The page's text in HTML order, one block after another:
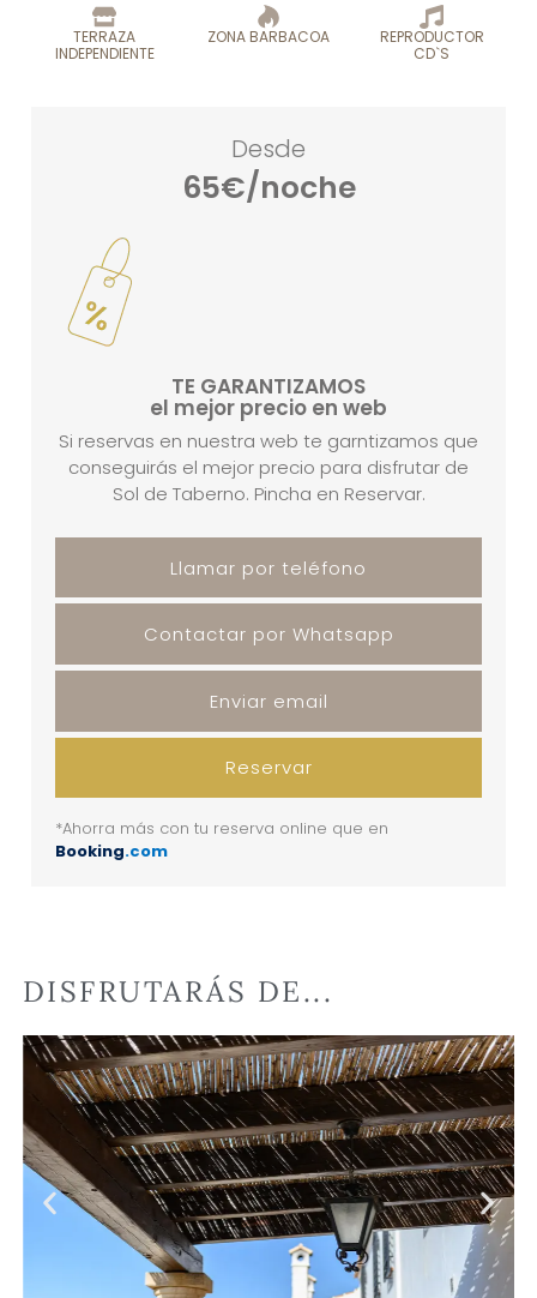
TERRAZA
INDEPENDIENTE
ZONA BARBACOA
REPRODUCTOR
CD`S
Desde
65€/noche
TE GARANTIZAMOS
el mejor precio en web
Si reservas en nuestra web te garntizamos que
conseguirás el mejor precio para disfrutar de
Sol de Taberno. Pincha en Reservar.
Llamar por teléfono
Contactar por Whatsapp
Enviar email
Reservar
*Ahorra más con tu reserva online que en
Booking.com
DISFRUTARÁS DE...